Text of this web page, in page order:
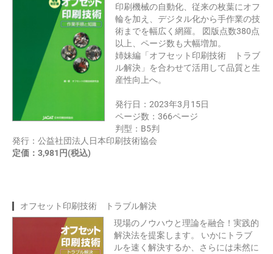
印刷機械の自動化、従来の枚葉にオフ
輪を加え、デジタル化から手作業の技
術までを幅広く網羅。 図版点数380点
以上、ページ数も大幅増加。
姉妹編「オフセット印刷技術 トラブ
ル解決」を合わせて活用して品質と生
産性向上へ。
発行日：2023年3月15日
ページ数：366ページ
判型：B5判
発行：公益社団法人日本印刷技術協会
定価：3,981円(税込)
オフセット印刷技術 トラブル解決
現場のノウハウと理論を融合！実践的
解決法を提案します。 いかにトラブ
ルを速く解決するか、さらには未然に